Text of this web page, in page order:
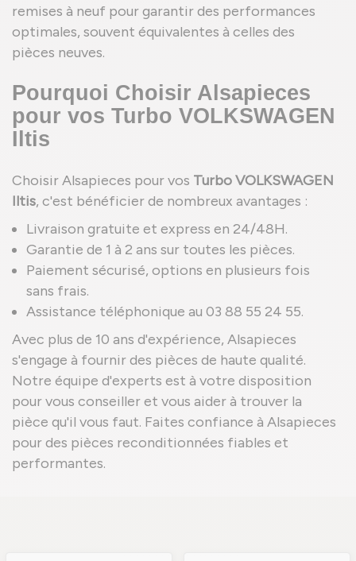
remises à neuf pour garantir des performances
optimales, souvent équivalentes à celles des
pièces neuves.
Pourquoi Choisir Alsapieces
pour vos Turbo VOLKSWAGEN
Iltis
Choisir Alsapieces pour vos Turbo VOLKSWAGEN
Iltis, c'est bénéficier de nombreux avantages :
Livraison gratuite et express en 24/48H.
Garantie de 1 à 2 ans sur toutes les pièces.
Paiement sécurisé, options en plusieurs fois
sans frais.
Assistance téléphonique au 03 88 55 24 55.
Avec plus de 10 ans d'expérience, Alsapieces
s'engage à fournir des pièces de haute qualité.
Notre équipe d'experts est à votre disposition
pour vous conseiller et vous aider à trouver la
pièce qu'il vous faut. Faites confiance à Alsapieces
pour des pièces reconditionnées fiables et
performantes.